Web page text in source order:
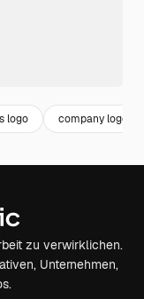
logo company logo
zu verwirklichen.
Unternehmen,